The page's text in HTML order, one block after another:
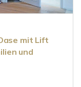
mit Lift
und